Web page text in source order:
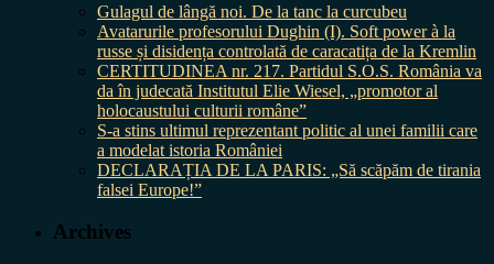
Gulagul de lângă noi. De la tanc la curcubeu
Avatarurile profesorului Dughin (I). Soft power à la
russe și disidența controlată de caracatița de la Kremlin
CERTITUDINEA nr. 217. Partidul S.O.S. România va
da în judecată Institutul Elie Wiesel, „promotor al
holocaustului culturii române”
S-a stins ultimul reprezentant politic al unei familii care
a modelat istoria României
DECLARAȚIA DE LA PARIS: „Să scăpăm de tirania
falsei Europe!”
Archives